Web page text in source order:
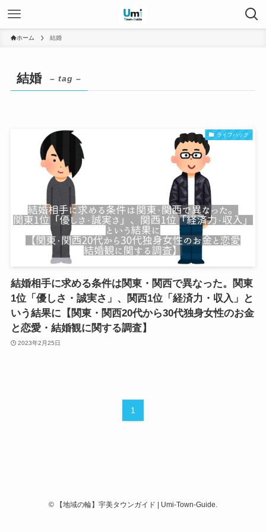
ホーム 結婚
結婚 – tag –
ライフハック
結婚相手に求める条件は関東・関西で異なった。関東
1位「優しさ・誠実さ」、関西1位「経済力・収入」と
いう結果に【関東・関西20代から30代独身女性のお金
と恋愛・結婚観に関する調査】
2023年2月25日
1
© 【地域の輪】宇美タウンガイド | Umi-Town-Guide.